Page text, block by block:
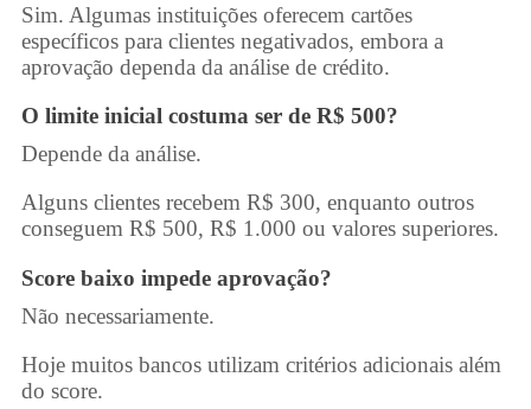
Sim. Algumas instituições oferecem cartões
específicos para clientes negativados, embora a
aprovação dependa da análise de crédito.
O limite inicial costuma ser de R$ 500?
Depende da análise.
Alguns clientes recebem R$ 300, enquanto outros
conseguem R$ 500, R$ 1.000 ou valores superiores.
Score baixo impede aprovação?
Não necessariamente.
Hoje muitos bancos utilizam critérios adicionais além
do score.